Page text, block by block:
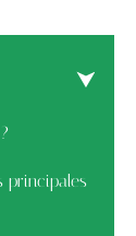
principales